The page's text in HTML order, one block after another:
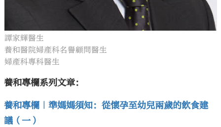
譚家輝醫生
養和醫院婦產科名譽顧問醫生
婦產科專科醫生
養和專欄系列文章：
養和專欄｜準媽媽須知：從懷孕至幼兒兩歲的飲食建
議（一）